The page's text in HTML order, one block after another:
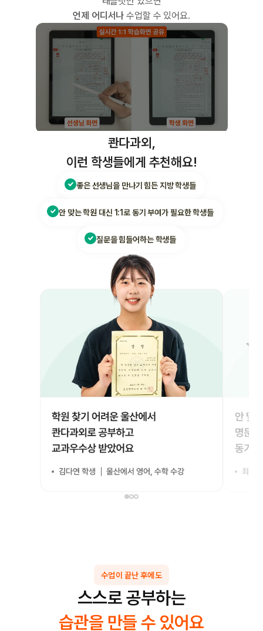
언제 어디서나 수업할 수 있어요.
콴다과외,
이런 학생들에게 추천해요!
좋은 선생님을 만나기 힘든 지방 학생들
안 맞는 학원 대신 1:1로 동기 부여가 필요한 학생들
질문을 힘들어하는 학생들
수업이 끝난 후에도
스스로 공부하는
습관을 만들 수 있어요